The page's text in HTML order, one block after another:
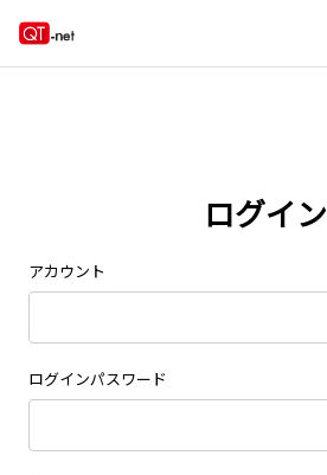
ログイン
アカウント
ログインパスワード